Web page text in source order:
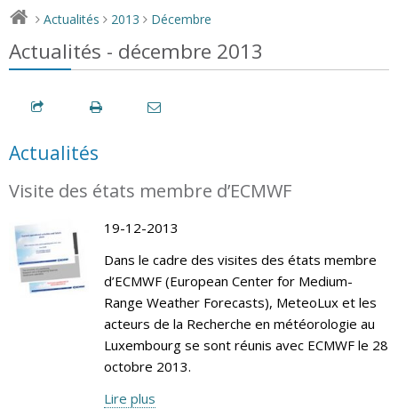
> Actualités > 2013 > Décembre
Actualités - décembre 2013
Actualités
Visite des états membre d’ECMWF
19-12-2013
Dans le cadre des visites des états membre
d’ECMWF (European Center for Medium-
Range Weather Forecasts), MeteoLux et les
acteurs de la Recherche en météorologie au
Luxembourg se sont réunis avec ECMWF le 28
octobre 2013.
Lire plus